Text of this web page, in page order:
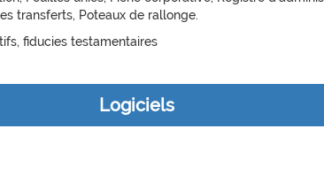
transferts, Poteaux de rallonge.
fiducies testamentaires
Logiciels